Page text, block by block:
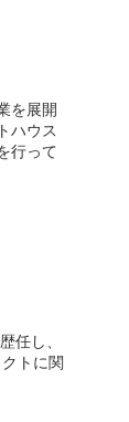
を展開
ハウス
行って
任し、
トに関